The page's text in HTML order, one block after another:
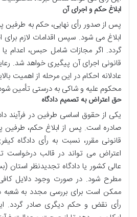
ابلاغ حکم و اجرای آن
پس از صدور رأی نهایی، حکم به طرفین
ابلاغ می شود. سپس اقدامات لازم
گردد. اگر مجازات شامل حبس، اعدام
قانونی اجرای آن پیگیری خواهد شد.
عادلانه احکام در این مرحله از اهمیت
محکوم علیه و شاکی به درستی تأمین
حق اعتراض به تصمیم دادگاه
یکی از حقوق اساسی طرفین در فرآیند
صادره است. پس از ابلاغ حکم، طرفین
قانونی مقرر، نسبت به رأی دادگاه
اعتراض می تواند در قالب درخواست
عالی کشور یا دادگاه تجدیدنظر
مطرح شود. در صورت وجود دلایل
ممکن است برای بررسی مجدد به شعبه
رأی نقض و حکم دیگری صادر گردد.